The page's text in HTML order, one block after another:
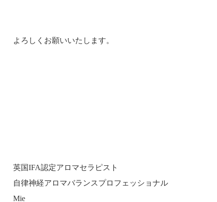
よろしくお願いいたします。
英国IFA認定アロマセラピスト
自律神経アロマバランスプロフェッショナル
Mie